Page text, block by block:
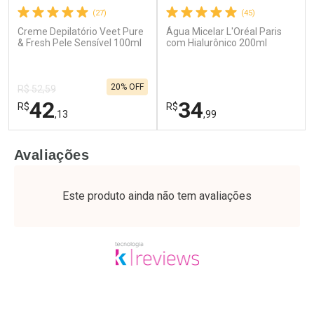
Ativar Desconto
Por R$ 28,79/cada
Ativar Desconto
(27)
Creme Depilatório Veet Pure
& Fresh Pele Sensível 100ml
R$ 52,59
R$42,13
20% OFF
Laboratório
Por Menos
(45)
Água Micelar L'Oréal Paris
com Hialurônico 200ml
R$34,99
Laboratório
Por Menos
Avaliações
Este produto ainda não tem avaliações